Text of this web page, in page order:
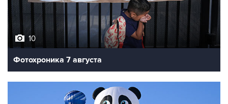
10
Фотохроника 7 августа